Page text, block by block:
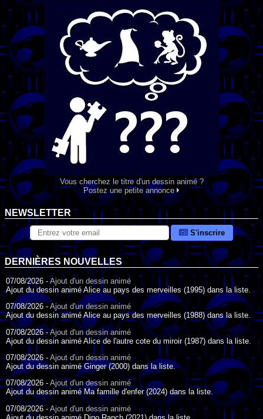
Vous cherchez le titre d'un dessin animé ?
Postez une petite annonce
NEWSLETTER
S'inscrire
DERNIÈRES NOUVELLES
07/08/2026 - Ajout d'un dessin animé
Ajout du dessin animé Alice au pays des merveilles (1995) dans la liste.
07/08/2026 - Ajout d'un dessin animé
Ajout du dessin animé Alice au pays des merveilles (1988) dans la liste.
07/08/2026 -Ajout d'un dessin animé
Ajout du dessin animé Alice de l'autre cote du miroir (1987) dans la liste.
07/08/2026 -Ajout d'un dessin animé
Ajout du dessin animé Ginger (2000) dans la liste.
07/08/2026 - Ajout d'un dessin animé
Ajout du dessin animé Ma famille d'enfer (2024) dans la liste.
07/08/2026 -Ajout d'un dessin animé